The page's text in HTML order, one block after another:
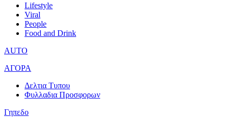
Lifestyle
Viral
People
Food and Drink
AUTO
ΑΓΟΡΑ
Δελτια Τυπου
Φυλλαδια Προσφορων
Γηπεδο